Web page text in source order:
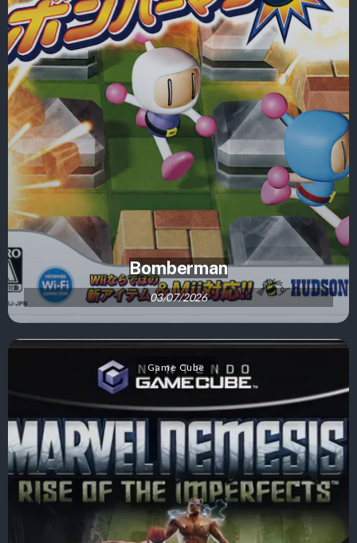
Bomberman
03/07/2026
Game Cube